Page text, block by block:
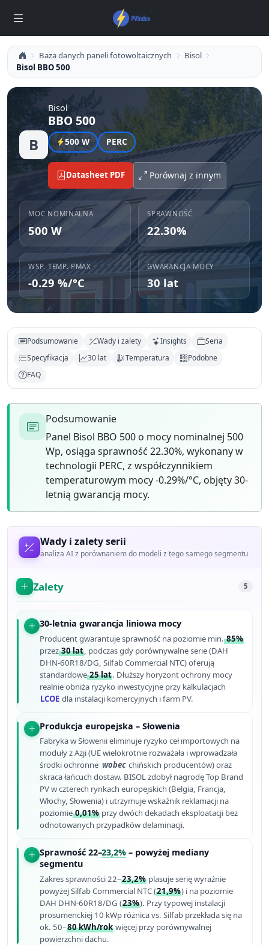
Baza danych paneli fotowoltaicznych
Bisol
Bisol BBO 500
B
Bisol
BBO 500
500 W PERC
Datasheet PDF Porównaj z innym
MOC NOMINALNA
500 W
SPRAWNOŚĆ
22.30%
WSP. TEMP. PMAX
-0.29 %/°C
GWARANCJA MOCY
30 lat
Podsumowanie Wady i zalety Insights
Seria
Specyfikacja
30 lat Temperatura
Podobne
FAQ
Podsumowanie
Panel Bisol BBO 500 o mocy nominalnej 500
Wp, osiąga sprawność 22.30%, wykonany w
technologii PERC, z współczynnikiem
temperaturowym mocy -0.29%/°C, objęty 30-
letnią gwarancją mocy.
Wady i zalety serii
analiza AI z porównaniem do modeli z tego samego segmentu
Zalety 5
30-letnia gwarancja liniowa mocy
Producent gwarantuje sprawność na poziomie min.85%
przez30 lat, podczas gdy porównywalne serie (DAH
DHN-60R18/DG, Silfab Commercial NTC) oferują
standardowe25 lat. Dłuższy horyzont ochrony mocy
realnie obniża ryzyko inwestycyjne przy kalkulacjach
LCOE dla instalacji komercyjnych i farm PV.
Produkcja europejska – Słowenia
Fabryka w Słowenii eliminuje ryzyko ceł importowych na
moduły z Azji (UE wielokrotnie rozważała i wprowadzała
środki ochronne wobec chińskich producentów) oraz
skraca łańcuch dostaw. BISOL zdobył nagrodę Top Brand
PV w czterech rynkach europejskich (Belgia, Francja,
Włochy, Słowenia) i utrzymuje wskaźnik reklamacji na
poziomie0,01% przy dwóch dekadach eksploatacji bez
odnotowanych przypadków delaminacji.
Sprawność 22–23,2% – powyżej mediany
segmentu
Zakres sprawności 22–23,2% plasuje serię wyraźnie
powyżej Silfab Commercial NTC (21,9%) i na poziomie
DAH DHN-60R18/DG (23%). Przy typowej instalacji
prosumenckiej 10 kWp różnica vs. Silfab przekłada się na
ok. 50–80 kWh/rok więcej przy porównywalnej
powierzchni dachu.